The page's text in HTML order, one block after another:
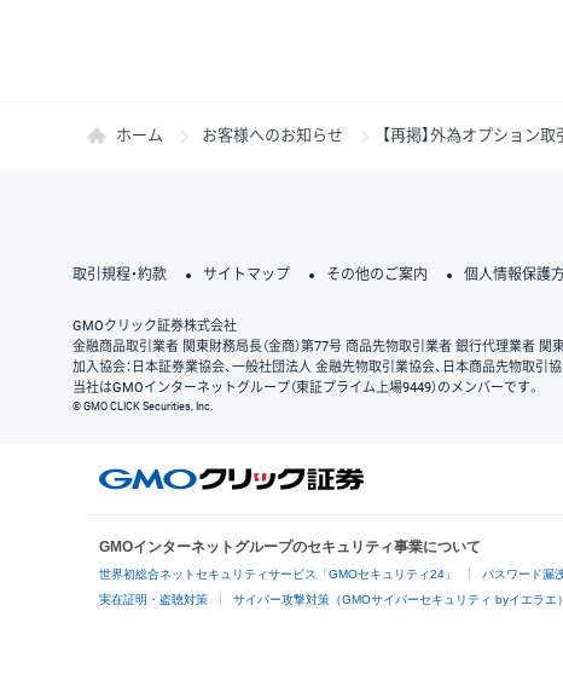
ホーム お客様へのお知らせ 【再掲】外為オプション
取引規程・約款 サイトマップ その他のご案内 個人情報保護
GMOクリック証券株式会社
金融商品取引業者 関東財務局長（金商）第77号 商品先物取引業者 銀行代理業者 関
加入協会：日本証券業協会、一般社団法人 金融先物取引業協会、日本商品先物取引
当社はGMOインターネットグループ（東証プライム上場9449）のメンバーです。
© GMO CLICK Securities, Inc.
GMOインターネットグループのセキュリティ事業について
世界初総合ネットセキュリティサービス「GMOセキュリティ24」 パスワード漏
実在証明・盗聴対策 サイバー攻撃対策（GMOサイバーセキュリティ byイエラエ）